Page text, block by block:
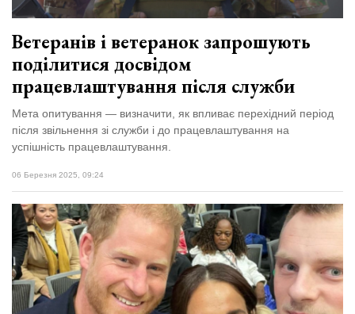
Ветеранів і ветеранок запрошують
поділитися досвідом
працевлаштування після служби
Мета опитування — визначити, як впливає перехідний період
після звільнення зі служби і до працевлаштування на
успішність працевлаштування.
06 Березня 2025, 09:24